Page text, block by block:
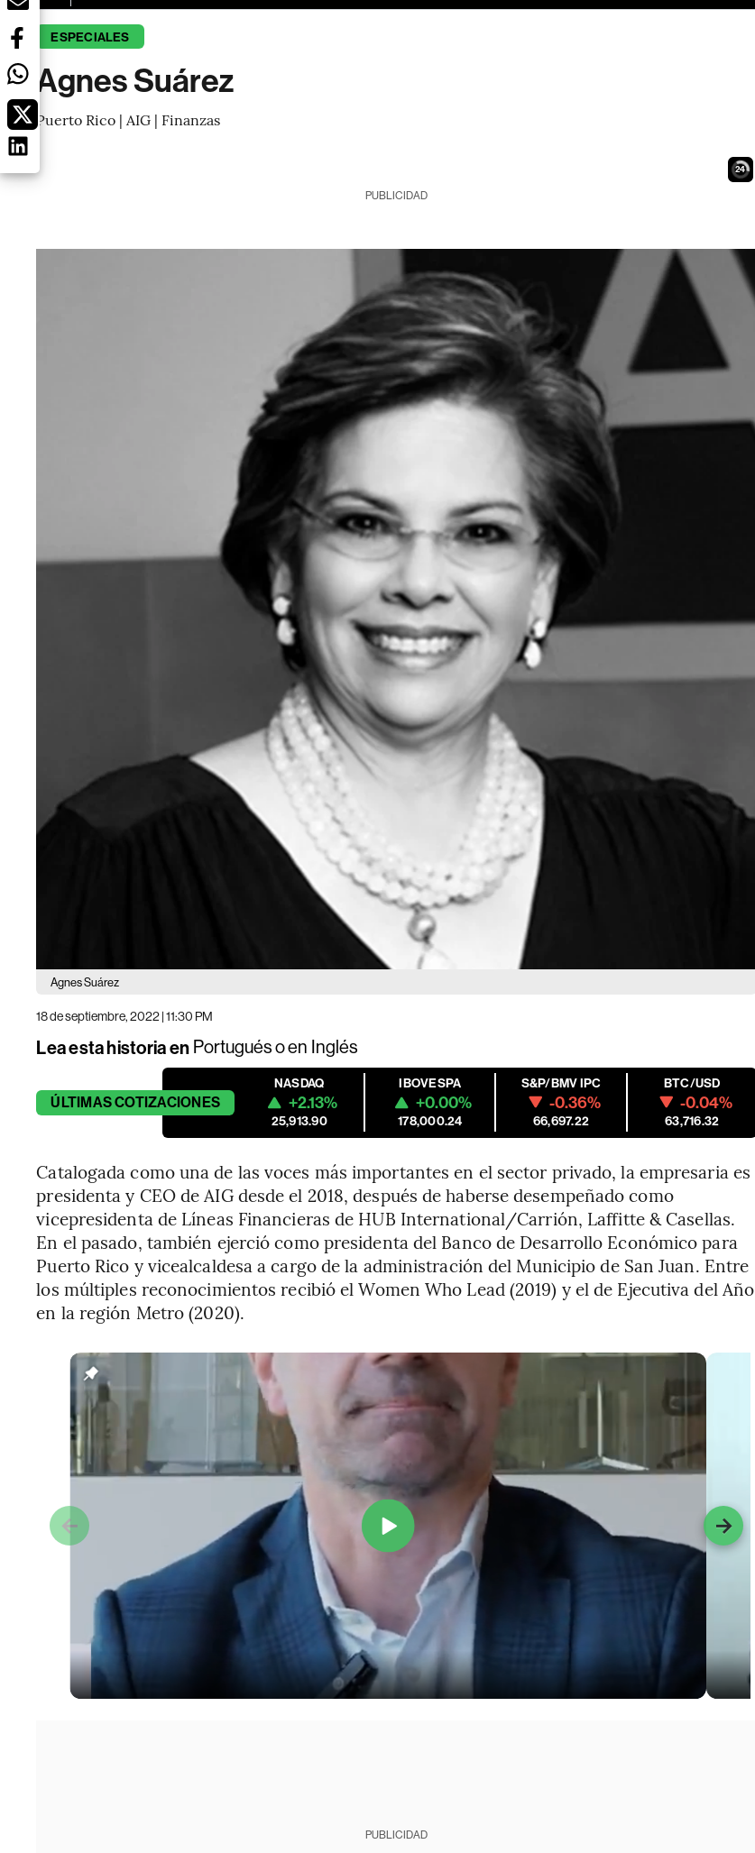
ESPECIALES
Agnes Suárez
Puerto Rico | AIG | Finanzas
23
PUBLICIDAD
Agnes Suárez
18 de septiembre, 2022 | 11:30 PM
Lea esta historia en Portuguéso en Inglés
ÚLTIMASCOTIZACIONES
NASDAQ
+2.13%
25,913.90
IBOVESPA
+0.00%
178,000.24
S&P/BMV IPC
-0.36%
66,697.22
BTC/USD
-0.04%
63,716.32
Catalogada como una de las voces más importantes en el sector privado, la empresaria es
presidenta y CEO de AIG desde el 2018, después de haberse desempeñado como
vicepresidenta de Líneas Financieras de HUB International/Carrión, Laffitte & Casellas.
En el pasado, también ejerció como presidenta del Banco de Desarrollo Económico para
Puerto Rico y vicealcaldesa a cargo de la administración del Municipio de San Juan. Entre
los múltiples reconocimientos recibió el Women Who Lead (2019) y el de Ejecutiva del Año
en la región Metro (2020).
PUBLICIDAD